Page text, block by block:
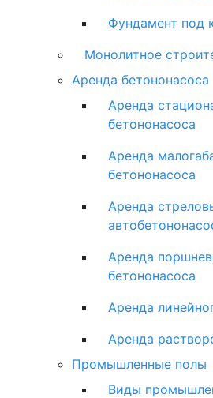
Фундамент под
Монолитное
Аренда бетононасоса
Аренда
бетононасоса
Аренда
бетононасоса
Аренда
Аренда
бетононасоса
Аренда
Аренда
Промышленные полы
Виды